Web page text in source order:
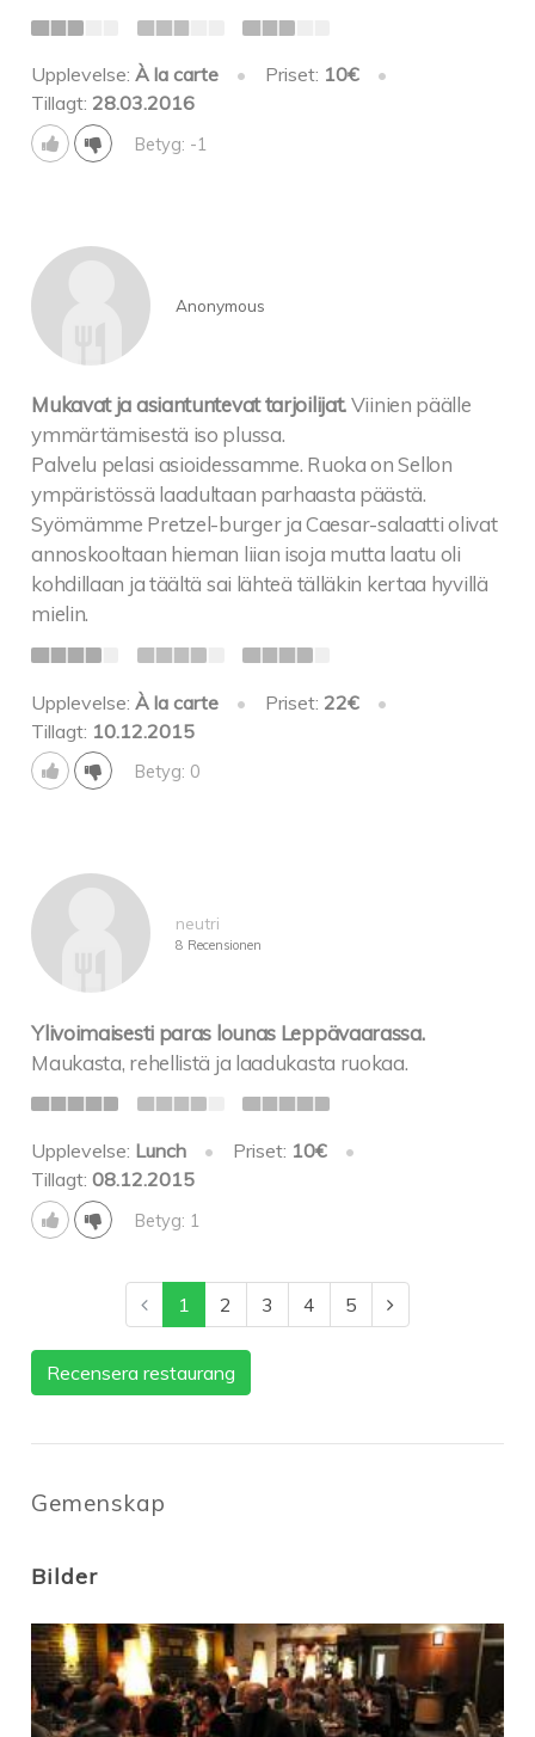
Upplevelse:À la carte • Priset: 10€
•
Tillagt: 28.03.2016
Betyg: -1
Anonymous
Mukavat ja asiantuntevat tarjoilijat.Viinien päälle
ymmärtämisestä iso plussa.
Palvelu pelasi asioidessamme. Ruoka on Sellon
ympäristössä laadultaan parhaasta päästä.
Syömämme Pretzel-burger ja Caesar-salaatti olivat
annoskooltaan hieman liian isoja mutta laatu oli
kohdillaan ja täältä sai lähteä tälläkin kertaa hyvillä
mielin.
Upplevelse:À la carte • Priset: 22€
•
Tillagt: 10.12.2015
Betyg: 0
neutri
8 Recensionen
Ylivoimaisesti paras lounas Leppävaarassa.
Maukasta, rehellistä ja laadukasta ruokaa.
Upplevelse: Lunch • Priset: 10€
•
Tillagt:08.12.2015
Betyg: 1
1 2 3 4 5
Recensera restaurang
Gemenskap
Bilder